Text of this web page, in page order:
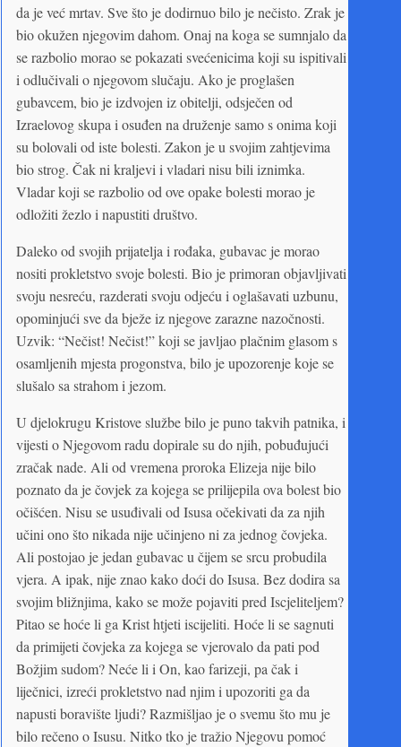
da je već mrtav. Sve što je dodirnuo bilo je nečisto. Zrak je
bio okužen njegovim dahom. Onaj na koga se sumnjalo da
se razbolio morao se pokazati svećenicima koji su ispitivali
i odlučivali o njegovom slučaju. Ako je proglašen
gubavcem, bio je izdvojen iz obitelji, odsječen od
Izraelovog skupa i osuđen na druženje samo s onima koji
su bolovali od iste bolesti. Zakon je u svojim zahtjevima
bio strog. Čak ni kraljevi i vladari nisu bili iznimka.
Vladar koji se razbolio od ove opake bolesti morao je
odložiti žezlo i napustiti društvo.
Daleko od svojih prijatelja i rođaka, gubavac je morao
nositi prokletstvo svoje bolesti. Bio je primoran objavljivati
svoju nesreću, razderati svoju odjeću i oglašavati uzbunu,
opominjući sve da bježe iz njegove zarazne nazočnosti.
Uzvik: “Nečist! Nečist!” koji se javljao plačnim glasom s
osamljenih mjesta progonstva, bilo je upozorenje koje se
slušalo sa strahom i jezom.
U djelokrugu Kristove službe bilo je puno takvih patnika, i
vijesti o Njegovom radu dopirale su do njih, pobuđujući
zračak nade. Ali od vremena proroka Elizeja nije bilo
poznato da je čovjek za kojega se prilijepila ova bolest bio
očišćen. Nisu se usuđivali od Isusa očekivati da za njih
učini ono što nikada nije učinjeno ni za jednog čovjeka.
Ali postojao je jedan gubavac u čijem se srcu probudila
vjera. A ipak, nije znao kako doći do Isusa. Bez dodira sa
svojim bližnjima, kako se može pojaviti pred Iscjeliteljem?
Pitao se hoće li ga Krist htjeti iscijeliti. Hoće li se sagnuti
da primijeti čovjeka za kojega se vjerovalo da pati pod
Božjim sudom? Neće li i On, kao farizeji, pa čak i
liječnici, izreći prokletstvo nad njim i upozoriti ga da
napusti boravište ljudi? Razmišljao je o svemu što mu je
bilo rečeno o Isusu. Nitko tko je tražio Njegovu pomoć